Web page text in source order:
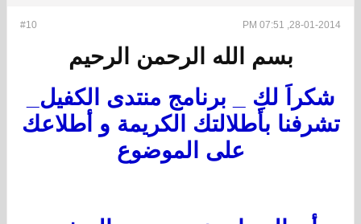
#10 28-01-2014, 07:51 PM
بسم الله الرحمن الرحيم
شكراَ لكِ _ برنامج منتدى الكفيل_
تشرفنا بأطلالتك الكريمة و أطلاعك
على الموضوع